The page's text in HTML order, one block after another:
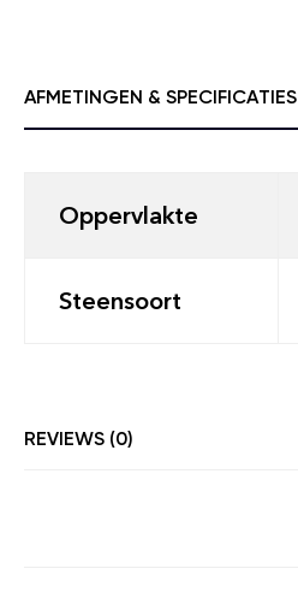
AFMETINGEN & SPECIFICATIES
Oppervlakte
Steensoort
REVIEWS (0)